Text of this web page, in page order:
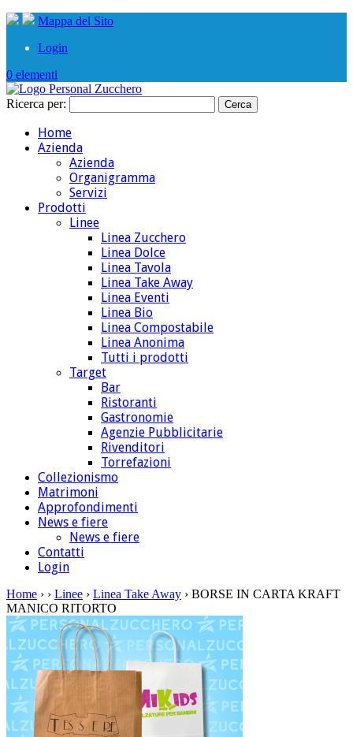
Mappa del Sito
Login
0 elementi
Ricerca per:
Home
Azienda
Azienda
Organigramma
Servizi
Prodotti
Linee
Linea Zucchero
Linea Dolce
Linea Tavola
Linea Take Away
Linea Eventi
Linea Bio
Linea Compostabile
Linea Anonima
Tutti i prodotti
Target
Bar
Ristoranti
Gastronomie
Agenzie Pubblicitarie
Rivenditori
Torrefazioni
Collezionismo
Matrimoni
Approfondimenti
News e fiere
News e fiere
Contatti
Login
Home › › Linee › Linea Take Away › BORSE IN CARTA KRAFT
MANICO RITORTO